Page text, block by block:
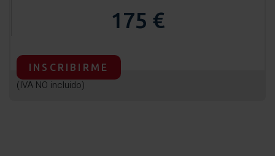
175 €
INSCRIBIRME
(IVA NO incluido)